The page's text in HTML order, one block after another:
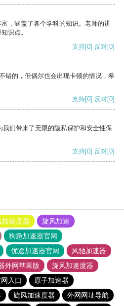
，涵盖了各个学科的知识。老师的讲
识点。
支持[0] 反对[0]
错的，但偶尔也会出现卡顿的情况，希
支持[0] 反对[0]
们带来了无限的隐私保护和安全性保
支持[0] 反对[0]
加速度器
旋风加速
狗急加速器官网
优途加速器官网
风驰加速器
外网苹果版
旋风加速度器
入口
原子加速器
旋风加速度器
外网网址导航